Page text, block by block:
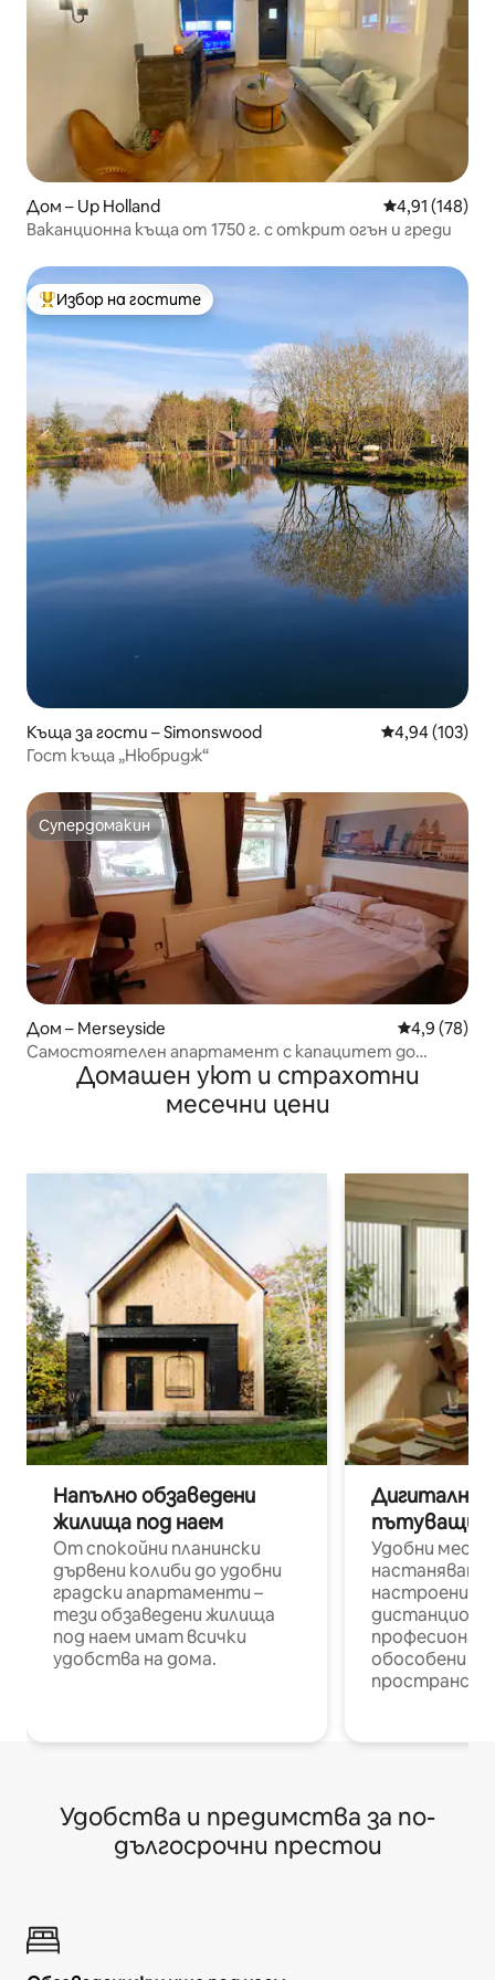
Дом – Up Holland Средна
4,91 (148)
Ваканционна къща от 1750 г. с открит огън и греди
Най-популярен избор на гостите
Избор на гостите
Къща за гости – Simonswood Средна
4,94 (103)
Гост къща „Нюбридж“
Супердомакин
Супердомакин
Дом – Merseyside Средна
4,9 (78)
Самостоятелен апартамент с капацитет до
4 спални места (2 двойки)
Домашен уют и страхотни
месечни цени
Напълно обзаведени
жилища под наем
От спокойни планински
дървени колиби до удобни
градски апартаменти –
тези обзаведени жилища
под наем имат всички
удобства на дома.
Дигитални
пътуващи
Удобни
настаняване
настроени и
обособени
Удобства и предимства за по-
дългосрочни престои